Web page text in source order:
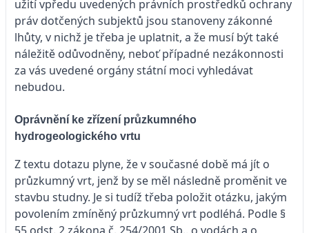
užití vpředu uvedených právních prostředků ochrany
práv dotčených subjektů jsou stanoveny zákonné
lhůty, v nichž je třeba je uplatnit, a že musí být také
náležitě odůvodněny, neboť případné nezákonnosti
za vás uvedené orgány státní moci vyhledávat
nebudou.
Oprávnění ke zřízení průzkumného
hydrogeologického vrtu
Z textu dotazu plyne, že v současné době má jít o
průzkumný vrt, jenž by se měl následně proměnit ve
stavbu studny. Je si tudíž třeba položit otázku, jakým
povolením zmíněný průzkumný vrt podléhá. Podle §